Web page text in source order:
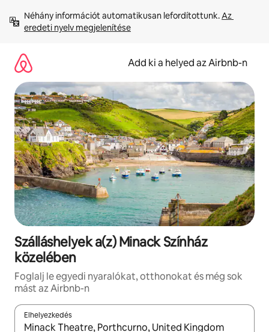
tartalomra
Néhány információt automatikusan lefordítottunk. Az
eredeti nyelv megjelenítése
Add ki a helyed az Airbnb-n
Szálláshelyek a(z) Minack Színház
közelében
Foglalj le egyedi nyaralókat, otthonokat és még sok
mást az Airbnb-n
Elhelyezkedés
Az eredmények között a felfelé és a lefelé nyíllal